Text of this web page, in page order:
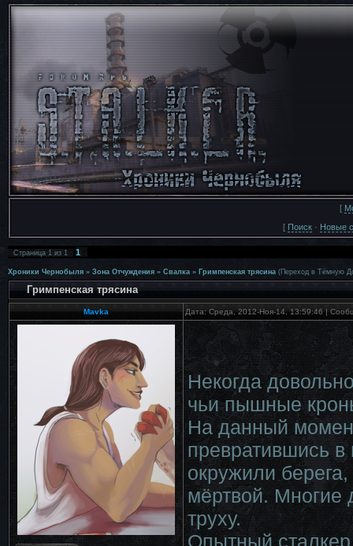
[
[ Поиск · Новые
Страница1из1 1
Хроники Чернобыля » Зона Отчуждения » Свалка » Гримпенская трясина (Переход в Тёмную
Гримпенская трясина
Mavka Дата: Среда, 2012-Ноя-14, 13:59:46 |
Некогда
чьи пышные
На данный
превратившись
окружили
мёртвой. Многие
труху.
Опытный сталкер